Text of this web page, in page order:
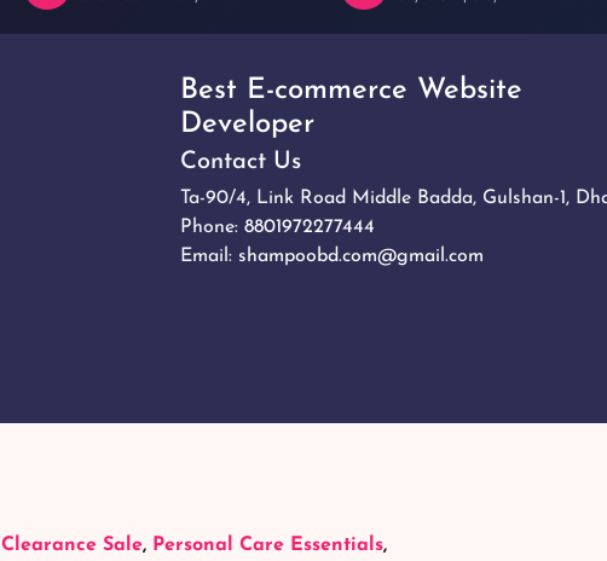
Best E-commerce Website
Developer
Contact Us
Ta-90/4, Link Road Middle Badda, Gulshan-1,
Phone: 8801972277444
Email: shampoobd.com@gmail.com
Clearance Sale, Personal Care Essentials,